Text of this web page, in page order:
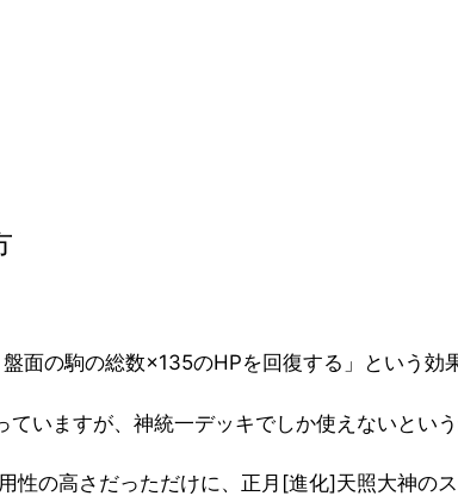
面の駒の総数×135のHPを回復する」という効
いますが、神統一デッキでしか使えないという
性の高さだっただけに、正月[進化]天照大神の